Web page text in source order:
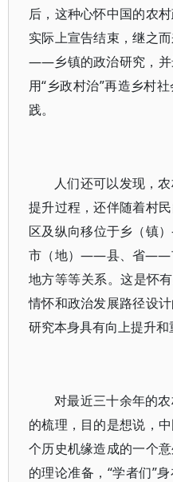
后，这种心怀中国的农
实际上宣告结束，继之
——乡镇的政治研究，并
用“乡政村治”再造乡村
践。
人们还可以发现，
提升过程，还伴随着村
区及纵向移位于乡（镇
市（地）——县、省——
地方等等关系。这是怀
情怀和政治发展路径设
研究本身具有向上提升和
对最近三十余年的
的梳理，目的是想说，
个历史机缘造成的一个
的理论准备，“学者们”